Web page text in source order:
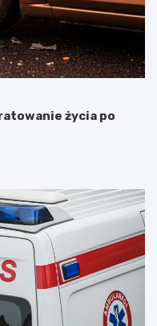
życia po